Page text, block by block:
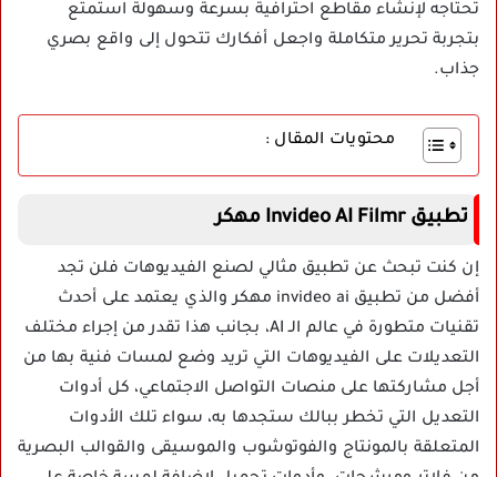
تحتاجه لإنشاء مقاطع احترافية بسرعة وسهولة استمتع
بتجربة تحرير متكاملة واجعل أفكارك تتحول إلى واقع بصري
جذاب.
محتويات المقال :
تطبيق Invideo AI Filmr مهكر
إن كنت تبحث عن تطبيق مثالي لصنع الفيديوهات فلن تجد
أفضل من تطبيق invideo ai مهكر والذي يعتمد على أحدث
تقنيات متطورة في عالم الـ AI، بجانب هذا تقدر من إجراء مختلف
التعديلات على الفيديوهات التي تريد وضع لمسات فنية بها من
أجل مشاركتها على منصات التواصل الاجتماعي، كل أدوات
التعديل التي تخطر ببالك ستجدها به، سواء تلك الأدوات
المتعلقة بالمونتاج والفوتوشوب والموسيقى والقوالب البصرية